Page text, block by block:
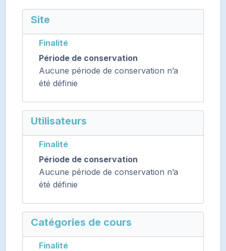
Site
Finalité
Période de conservation
Aucune période de conservation n’a
été définie
Utilisateurs
Finalité
Période de conservation
Aucune période de conservation n’a
été définie
Catégories de cours
Finalité